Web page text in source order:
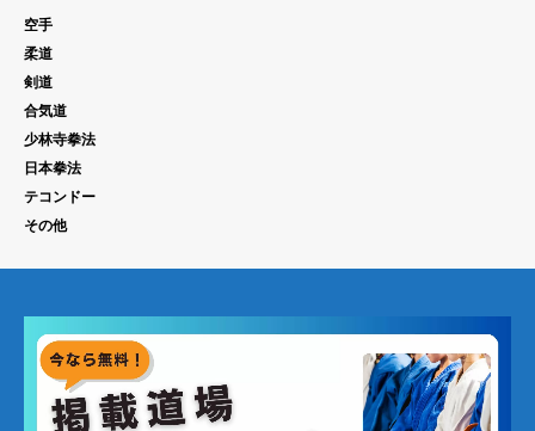
空手
柔道
剣道
合気道
少林寺拳法
日本拳法
テコンドー
その他